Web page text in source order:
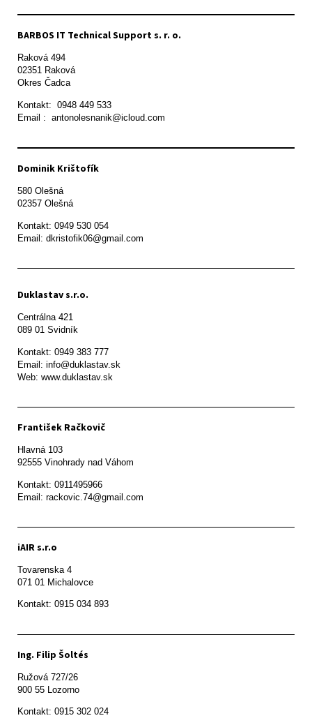
BARBOS IT Technical Support s. r. o.
Raková 494
02351 Raková
Okres Čadca
Kontakt:  0948 449 533
Email :  antonolesnanik@icloud.com
Dominik Krištofík
580 Olešná
Kontakt: 0949 530 054
Email: dkristofik06@gmail.com
Duklastav s.r.o.
Centrálna 421
089 01 Svidník
Kontakt: 0949 383 777
Email: info@duklastav.sk
Web: www.duklastav.sk
František Račkovič
Hlavná 103
92555 Vinohrady nad Váhom
Kontakt: 0911495966
Email: rackovic.74@gmail.com
iAIR s.r.o
Tovarenska 4
071 01 Michalovce
Ing. Filip Šoltés
Ružová 727/26
900 55 Lozorno
Kontakt: 0915 302 024